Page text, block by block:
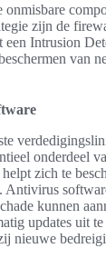
zijn de
een Intrusion
van
onderdeel
zich te
Antivirus
kunnen
updates uit
nieuwe